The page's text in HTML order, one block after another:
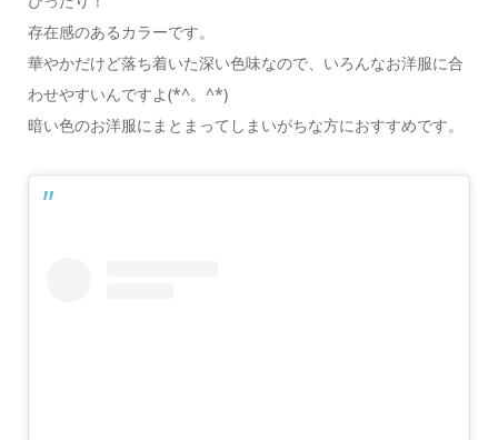
存在感のあるカラーです。
華やかだけど落ち着いた深い色味なので、いろんなお洋服に合
わせやすいんですよ(*^。^*)
暗い色のお洋服にまとまってしまいがちな方におすすめです。